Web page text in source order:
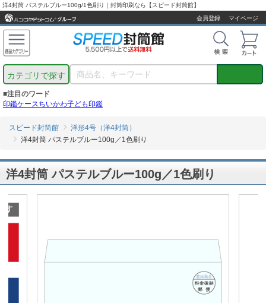
洋4封筒 パステルブルー100g/1色刷り｜封筒印刷なら【スピード封筒館】
会員登録
マイページ
カテゴリで探す
■注目のワード
印鑑ケースちいかわ子ども印鑑
スピード封筒館
洋形4号（洋4封筒）
洋4封筒 パステルブルー100g／1色刷り
洋4封筒 パステルブルー100g／1色刷り